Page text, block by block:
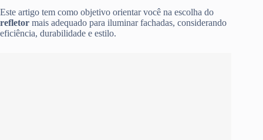
Este artigo tem como objetivo orientar você na escolha do
refletor mais adequado para iluminar fachadas, considerando
eficiência, durabilidade e estilo.